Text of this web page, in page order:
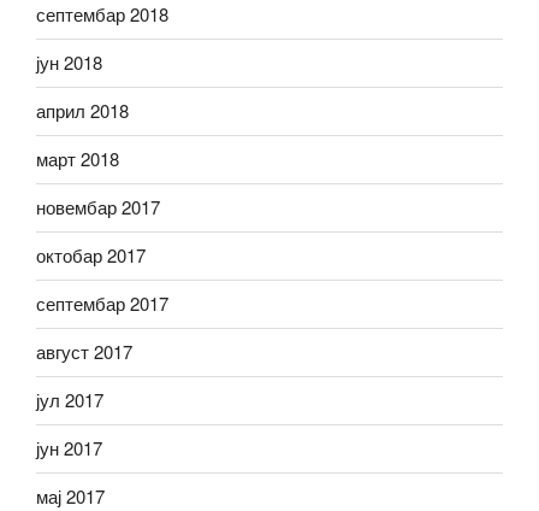
септембар 2018
јун 2018
април 2018
март 2018
новембар 2017
октобар 2017
септембар 2017
август 2017
јул 2017
јун 2017
мај 2017